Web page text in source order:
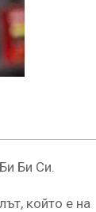
Би Си.
който е на